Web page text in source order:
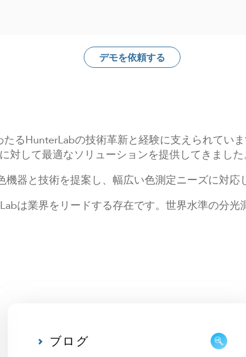
デモを依頼する
るHunterLabの技術革新と経験に支えられてい
して最適なソリューションを提供してきました
器と技術を提案し、幅広い色測定ニーズに対応
は業界をリードする存在です。世界水準の分
ブログ